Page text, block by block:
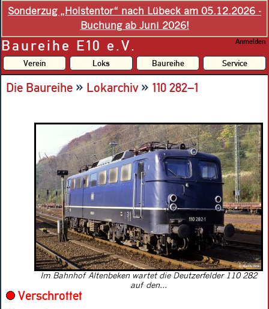
Sonderzug „Holstentor“ nach Lübeck am 05.12.2026 -
Buchung ab Juni 2026!
Baureihe E10 e.V. Anmelden
Verein Loks Baureihe Service
Die Baureihe » Lokarchiv» 110 282–1
Im Bahnhof Altenbeken wartet die Deutzerfelder 110 282
auf den...
Verschrottet